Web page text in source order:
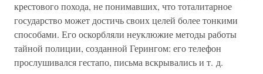
крестового похода, не понимавших, что тоталитарное
государство может достичь своих целей более тонкими
способами. Его оскорбляли неуклюжие методы работы
тайной полиции, созданной Герингом: его телефон
прослушивался гестапо, письма вскрывались и т. д.